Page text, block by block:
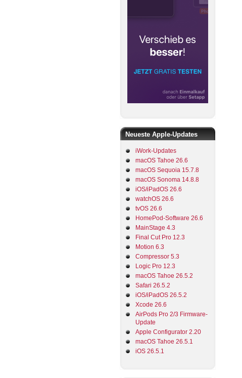
Neueste Apple-Updates
iWork-Updates
macOS Tahoe 26.6
macOS Sequoia 15.7.8
macOS Sonoma 14.8.8
iOS/iPadOS 26.6
watchOS 26.6
tvOS 26.6
HomePod-Software 26.6
MainStage 4.3
Final Cut Pro 12.3
Motion 6.3
Compressor 5.3
Logic Pro 12.3
macOS Tahoe 26.5.2
Safari 26.5.2
iOS/iPadOS 26.5.2
Xcode 26.6
AirPods Pro 2/3 Firmware-
Update
Apple Configurator 2.20
macOS Tahoe 26.5.1
iOS 26.5.1